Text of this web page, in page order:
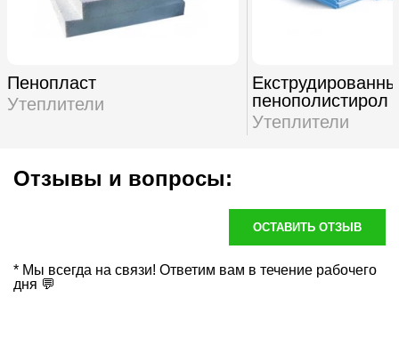
Пенопласт
Утеплители
пенополистирол
Утеплители
Отзывы и вопросы:
ОСТАВИТЬ ОТЗЫВ
* Мы всегда на связи! Ответим вам в течение рабочего
дня 💬